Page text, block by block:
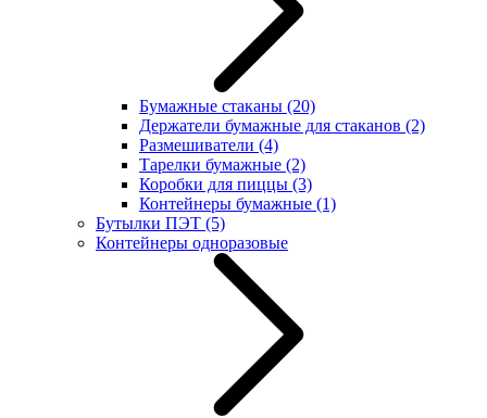
Бумажные стаканы (20)
Держатели бумажные для стаканов (2)
Размешиватели (4)
Тарелки бумажные (2)
Коробки для пиццы (3)
Контейнеры бумажные (1)
Бутылки ПЭТ (5)
Контейнеры одноразовые